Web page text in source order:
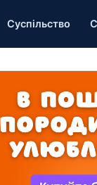
Суспільство